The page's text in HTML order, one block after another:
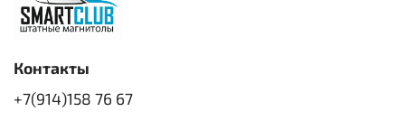
Контакты
+7(914)158 76 67